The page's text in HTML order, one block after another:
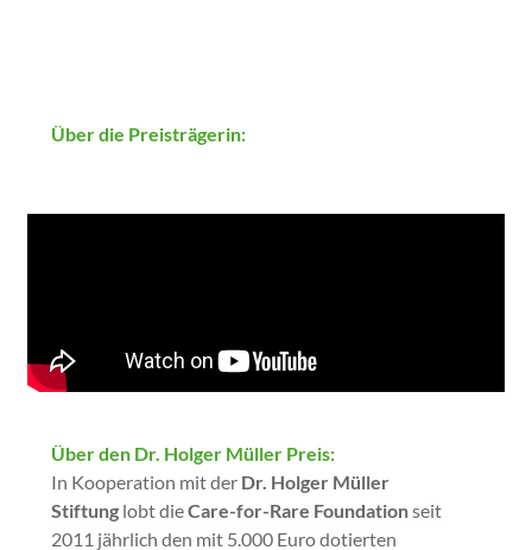
Über die Preisträgerin:
Über den Dr. Holger Müller Preis:
In Kooperation mit der Dr. Holger Müller
Stiftung lobt dieCare-for-Rare Foundationseit
2011 jährlich den mit 5.000 Euro dotierten